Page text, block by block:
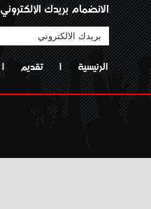
الانضمام بريدك الإلكتروني
الرئيسية | تقديم |